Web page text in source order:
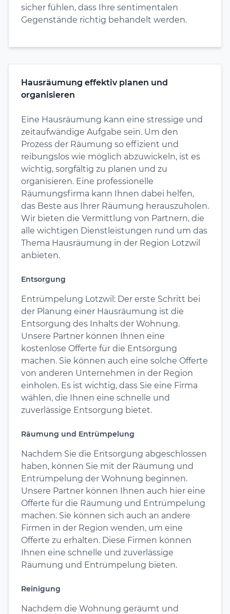
sicher fühlen, dass Ihre sentimentalen
Gegenstände richtig behandelt werden.
Hausräumung effektiv planen und
organisieren
Eine Hausräumung kann eine stressige und
zeitaufwändige Aufgabe sein. Um den
Prozess der Räumung so effizient und
reibungslos wie möglich abzuwickeln, ist es
wichtig, sorgfältig zu planen und zu
organisieren. Eine professionelle
Räumungsfirma kann Ihnen dabei helfen,
das Beste aus Ihrer Räumung herauszuholen.
Wir bieten die Vermittlung von Partnern, die
alle wichtigen Dienstleistungen rund um das
Thema Hausräumung in der Region Lotzwil
anbieten.
Entsorgung
Entrümpelung Lotzwil: Der erste Schritt bei
der Planung einer Hausräumung ist die
Entsorgung des Inhalts der Wohnung.
Unsere Partner können Ihnen eine
kostenlose Offerte für die Entsorgung
machen. Sie können auch eine solche Offerte
von anderen Unternehmen in der Region
einholen. Es ist wichtig, dass Sie eine Firma
wählen, die Ihnen eine schnelle und
zuverlässige Entsorgung bietet.
Räumung und Entrümpelung
Nachdem Sie die Entsorgung abgeschlossen
haben, können Sie mit der Räumung und
Entrümpelung der Wohnung beginnen.
Unsere Partner können Ihnen auch hier eine
Offerte für die Räumung und Entrümpelung
machen. Sie können sich auch an andere
Firmen in der Region wenden, um eine
Offerte zu erhalten. Diese Firmen können
Ihnen eine schnelle und zuverlässige
Räumung und Entrümpelung bieten.
Reinigung
Nachdem die Wohnung geräumt und